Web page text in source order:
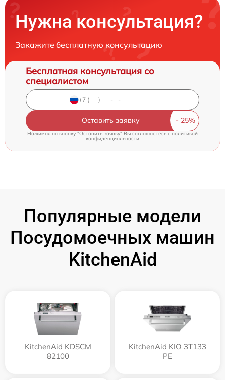
Нужна консультация?
Закажите бесплатную консультацию
Бесплатная консультация со
специалистом
Оставить заявку
Нажимая на кнопку "Оставить заявку" Вы соглашаетесь cполитикой
конфиденциальности
Популярные модели
Посудомоечных машин
KitchenAid
KitchenAid KDSCM
82100
KitchenAid KIO 3T133
PE